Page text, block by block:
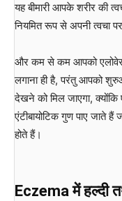
यह बीमारी आपके शरीर की
नियमित रूप से अपनी त्वचा
और कम से कम आपको
लगाना ही है, परंतु आपको
देखने को मिल जाएगा,
एंटीबायोटिक गुण पाए जाते हैं
होते हैं।
Eczema में हल्दी